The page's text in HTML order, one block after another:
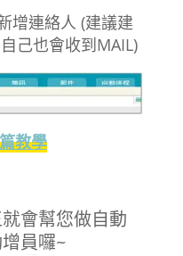
增連絡人 (建議建
己也會收到MAIL)
教學
會幫您做自動
員囉~